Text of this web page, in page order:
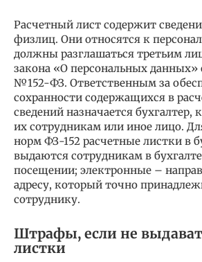
Расчетный лист содержит
физлиц. Они относятся к
должны разглашаться третьим
закона «О персональных данных»
№152-ФЗ. Ответственным за
сохранности содержащихся в
сведений назначается бухгалтер,
их сотрудникам или иное лицо.
норм ФЗ-152 расчетные листки в
выдаются сотрудникам в
посещении; электронные –
адресу, который точно
сотруднику.
Штрафы, если не
листки